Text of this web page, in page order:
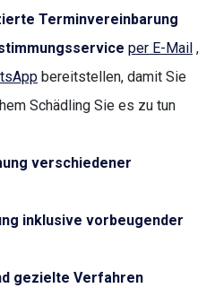
Terminvereinbarung
per E-Mail ,
bereitstellen, damit Sie
Schädling Sie es zu tun
verschiedener
inklusive vorbeugender
gezielte Verfahren